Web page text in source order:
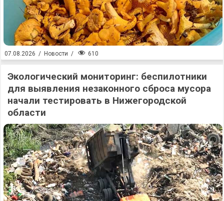
07.08.2026 / Новости / 610
Экологический мониторинг: беспилотники
для выявления незаконного сброса мусора
начали тестировать в Нижегородской
области